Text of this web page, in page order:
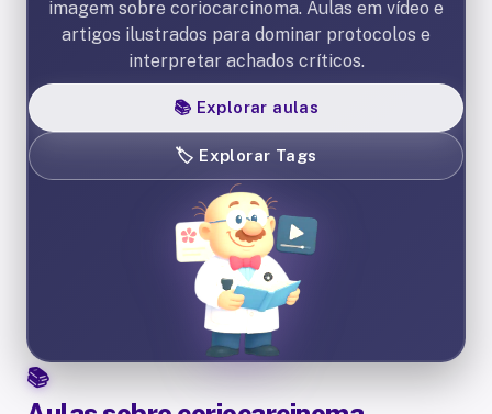
imagem sobre coriocarcinoma. Aulas em vídeo e
artigos ilustrados para dominar protocolos e
interpretar achados críticos.
📚 Explorar aulas
🏷️ Explorar Tags